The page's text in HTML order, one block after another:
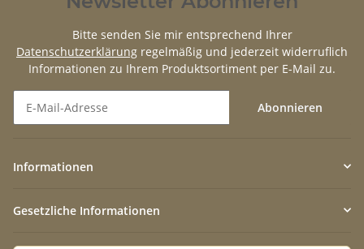
Bitte senden Sie mir entsprechend Ihrer
Datenschutzerklärung regelmäßig und jederzeit widerruflich
Informationen zu Ihrem Produktsortiment per E-Mail zu.
Abonnieren
Informationen
Gesetzliche Informationen